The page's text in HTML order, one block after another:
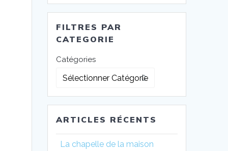
:
FILTRES PAR
CATEGORIE
Catégories
ARTICLES RÉCENTS
La chapelle de la maison